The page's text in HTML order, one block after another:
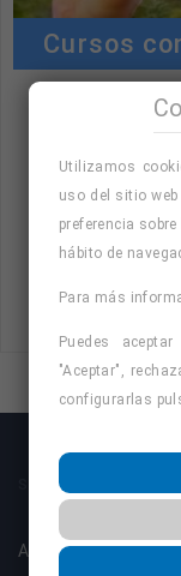
Cursos
"Cursos
consulta
SOBRE NOSOTROS
Aviso legal
Utilizamos
uso del sitio
preferencia
hábito de
Para más
Puedes
"Aceptar",
configurarlas